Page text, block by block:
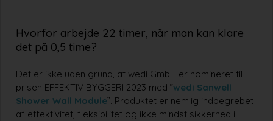
Hvorfor arbejde 22 timer, når man kan klare
det på 0,5 time?
Det er ikke uden grund, at wedi GmbH er nomineret til
prisen EFFEKTIV BYGGERI 2023 med ”wedi Sanwell
Shower Wall Module”. Produktet er nemlig indbegrebet
af effektivitet, fleksibilitet og ikke mindst sikkerhed i